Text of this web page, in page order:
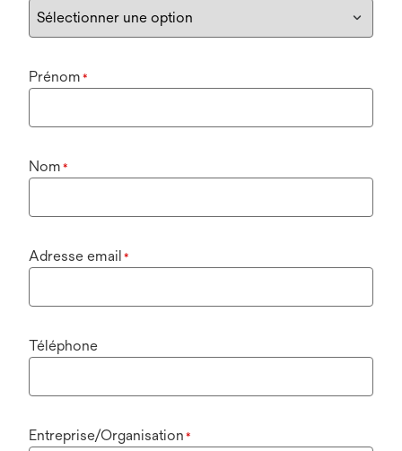
Prénom *
Nom *
Adresse email *
Téléphone
Entreprise/Organisation *